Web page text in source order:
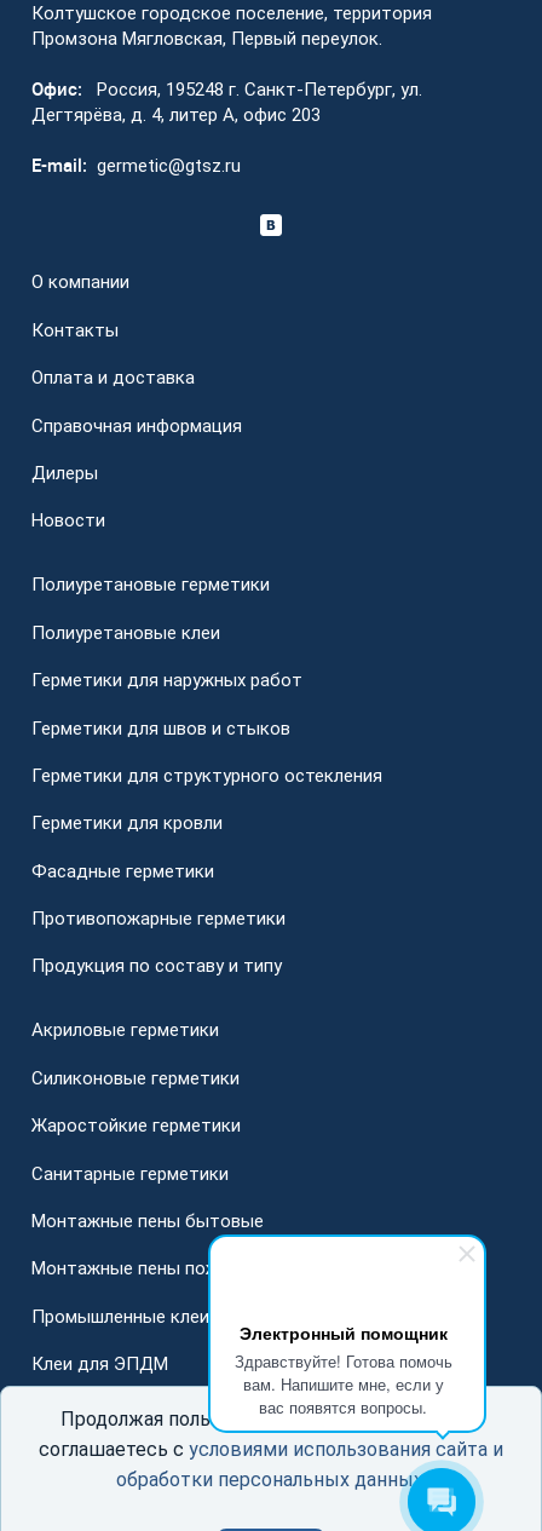
Электронный помощник
Здравствуйте! Готова помочь
вам. Напишите мне, если у
вас появятся вопросы.
Колтушское городское поселение, территория
Промзона Мягловская, Первый переулок.
Офис:
Россия, 195248 г. Санкт-Петербург, ул.
Дегтярёва, д. 4, литер А, офис 203
E-mail: germetic@gtsz.ru
О компании
Контакты
Оплата и доставка
Справочная информация
Дилеры
Новости
Полиуретановые герметики
Полиуретановые клеи
Герметики для наружных работ
Герметики для швов и стыков
Герметики для структурного остекления
Герметики для кровли
Фасадные герметики
Противопожарные герметики
Продукция по составу и типу
Акриловые герметики
Силиконовые герметики
Жаростойкие герметики
Санитарные герметики
Монтажные пены бытовые
Монтажные пены пожарные
Промышленные клеи
Клеи для ЭПДМ
Для стеклопакетов
Продолжая пользоваться данным сайтом, Вы
соглашаетесь с условиями использования сайта и
обработки персональных данных.